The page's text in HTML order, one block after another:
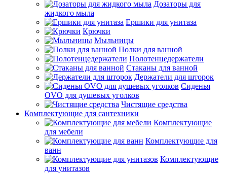
Дозаторы для
жидкого мыла
Ершики для унитаза
Крючки
Мыльницы
Полки для ванной
Полотенцедержатели
Стаканы для ванной
Держатели для шторок
Сиденья
OVO для душевых уголков
Чистящие средства
Комплектующие для сантехники
Комплектующие
для мебели
Комплектующие для
ванн
Комплектующие
для унитазов